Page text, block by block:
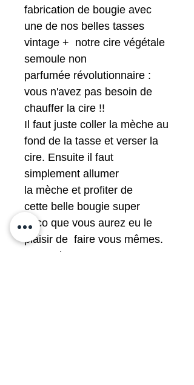
fabrication de bougie avec
une de nos belles tasses
vintage + notre cire végétale
semoule non
parfumée révolutionnaire :
vous n'avez pas besoin de
chauffer la cire !!
Il faut juste coller la mèche au
fond de la tasse et verser la
cire. Ensuite il faut
simplement allumer
la mèche et profiter de
cette belle bougie super
déco que vous aurez eu le
plaisir de faire vous mêmes.
Notre cire est